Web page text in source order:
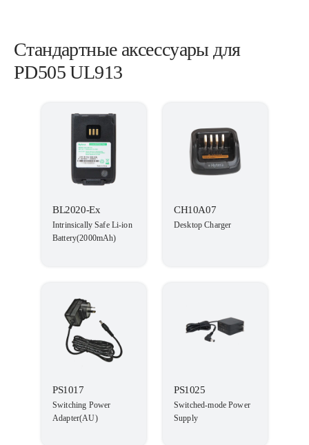
Стандартные аксессуары для
PD505 UL913
BL2020-Ex
Intrinsically Safe Li-ion
Battery(2000mAh)
CH10A07
Desktop Charger
PS1017
Switching Power
Adapter(AU)
PS1025
Switched-mode Power
Supply